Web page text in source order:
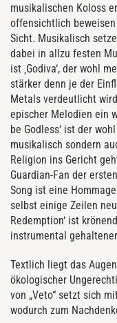
musikalischen Koloss
offensichtlich
Sicht. Musikalisch
dabei in allzu festen
ist ‚Godiva‘, der wohl
stärker denn je der
Metals verdeutlicht
epischer Melodien ein
be Godless‘ ist der
musikalisch sondern
Religion ins Gericht
Guardian-Fan der
Song ist eine
selbst einige Zeilen
Redemption‘ ist
instrumental
Textlich liegt das
ökologischer
von „Veto“ setzt sich
wodurch zum